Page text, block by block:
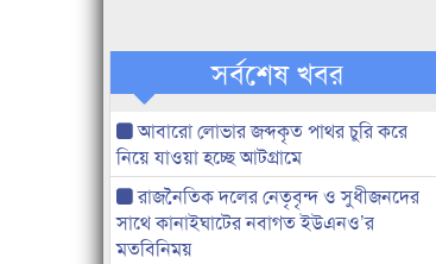
সর্বশেষ খবর
আবারো লোভার জব্দকৃত পাথর চুরি করে
নিয়ে যাওয়া হচ্ছে আটগ্রামে
রাজনৈতিক দলের নেতৃবৃন্দ ও সুধীজনদের
সাথে কানাইঘাটের নবাগত ইউএনও’র
মতবিনিময়